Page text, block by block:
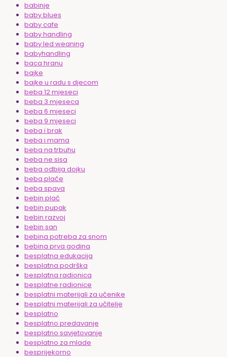
babinje
baby blues
baby cafe
baby handling
baby led weaning
babyhandling
baca hranu
bajke
bajke u radu s djecom
beba 12 mjeseci
beba 3 mjeseca
beba 6 mjeseci
beba 9 mjeseci
beba i brak
beba i mama
beba na trbuhu
beba ne sisa
beba odbija dojku
beba plače
beba spava
bebin plač
bebin pupak
bebin razvoj
bebin san
bebina potreba za snom
bebina prva godina
besplatna edukacija
besplatna podrška
besplatna radionica
besplatne radionice
besplatni materijali za učenike
besplatni materijali za učitelje
besplatno
besplatno predavanje
besplatno savjetovanje
besplatno za mlade
besprijekorno